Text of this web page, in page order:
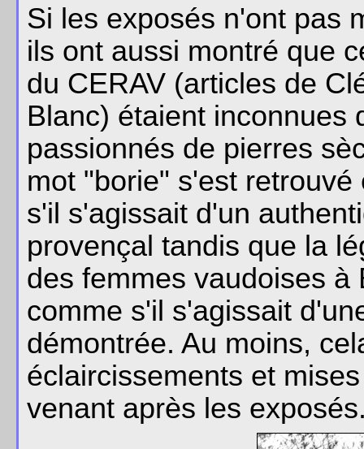
Si les exposés n'ont pas
ils ont aussi montré que
du CERAV (articles de
Blanc) étaient inconnues
passionnés de pierres
mot "borie" s'est
s'il s'agissait d'un
provençal tandis que la
des femmes vaudoises
comme s'il s'agissait
démontrée. Au moins,
éclaircissements et
venant après les